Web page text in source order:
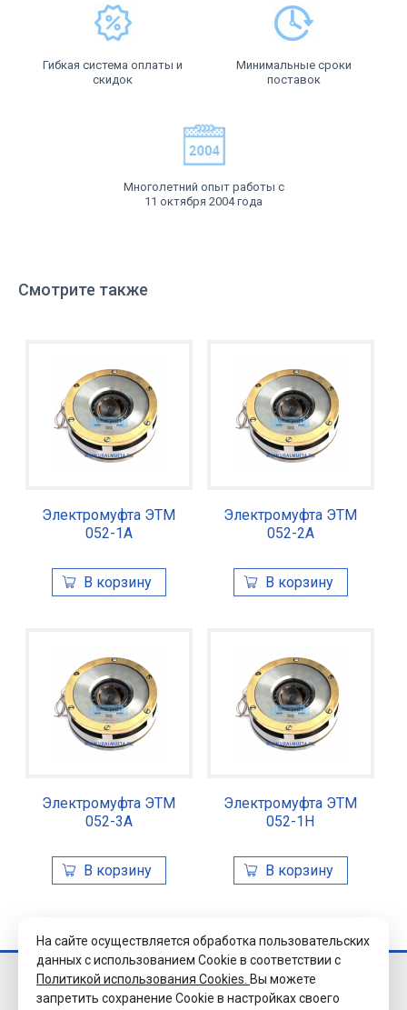
Гибкая система оплаты и
скидок
Минимальные сроки
поставок
Многолетний опыт работы с
11 октября 2004 года
Смотрите также
Электромуфта ЭТМ
052-1А
Электромуфта ЭТМ
052-2А
Электромуфта ЭТМ
052-3А
Электромуфта ЭТМ
052-1Н
© 2026 Завод
«Уралэлектромуфта»
На сайте осуществляется обработка пользовательских
данных с использованием Cookie в соответствии с
Политикой использования Cookies. Вы можете
запретить сохранение Cookie в настройках своего